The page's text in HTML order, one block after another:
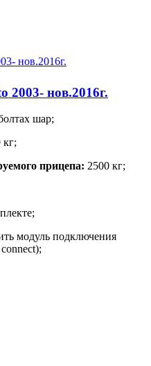
2003- нов.2016г.
шар;
кг;
прицепа: 2500 кг;
модуль подключения